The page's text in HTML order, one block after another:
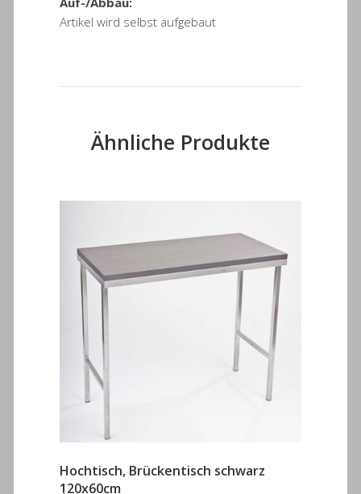
Artikel wird selbst aufgebaut
Ähnliche Produkte
Hochtisch, Brückentisch schwarz
120x60cm